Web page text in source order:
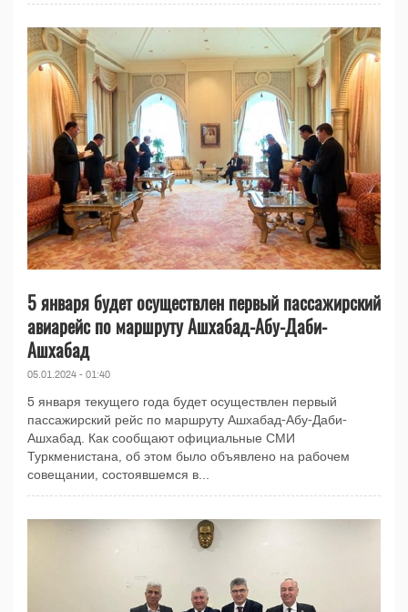
5 января будет осуществлен первый пассажирский
авиарейс по маршруту Ашхабад-Абу-Даби-
Ашхабад
05.01.2024 - 01:40
5 января текущего года будет осуществлен первый
пассажирский рейс по маршруту Ашхабад-Абу-Даби-
Ашхабад. Как сообщают официальные СМИ
Туркменистана, об этом было объявлено на рабочем
совещании, состоявшемся в...